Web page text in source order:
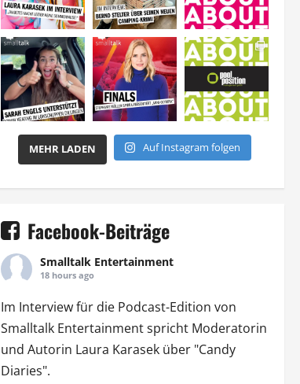
MEHR LADEN Auf Instagram folgen
Facebook-Beiträge
Smalltalk Entertainment
18 hours ago
Im Interview für die Podcast-Edition von
Smalltalk Entertainmentspricht Moderatorin
und Autorin Laura Karaseküber "Candy
Diaries".